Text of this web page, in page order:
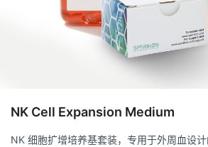
NK Cell Expansion Medium
NK 细胞扩增培养基套装，专用于外周血设